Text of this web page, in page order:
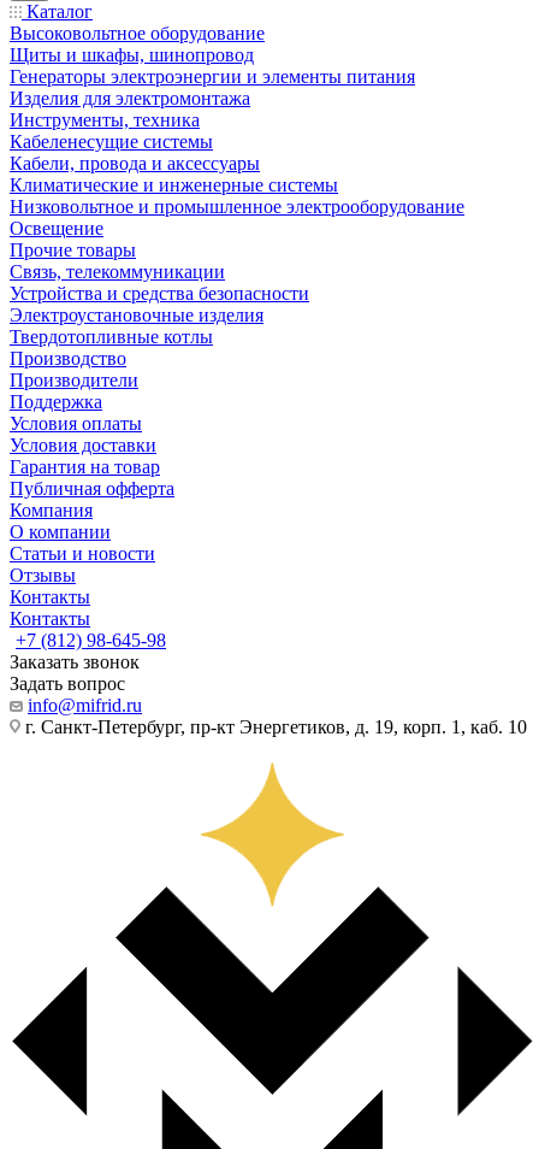
Каталог
Высоковольтное оборудование
Щиты и шкафы, шинопровод
Генераторы электроэнергии и элементы питания
Изделия для электромонтажа
Инструменты, техника
Кабеленесущие системы
Кабели, провода и аксессуары
Климатические и инженерные системы
Низковольтное и промышленное электрооборудование
Освещение
Прочие товары
Связь, телекоммуникации
Устройства и средства безопасности
Электроустановочные изделия
Твердотопливные котлы
Производство
Производители
Поддержка
Условия оплаты
Условия доставки
Гарантия на товар
Публичная офферта
Компания
О компании
Статьи и новости
Отзывы
Контакты
Контакты
+7 (812) 98-645-98
Заказать звонок
Задать вопрос
info@mifrid.ru
г. Санкт-Петербург, пр-кт Энергетиков, д. 19, корп. 1, каб. 10